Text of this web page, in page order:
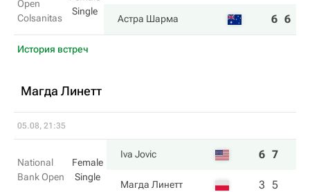
Open
Colsanitas
Single
Астра Шарма 6 6
История встреч
Магда Линетт
05.08, 21:35
National
Bank Open
Female
Single
Iva Jovic 6 7
Магда Линетт 3 5